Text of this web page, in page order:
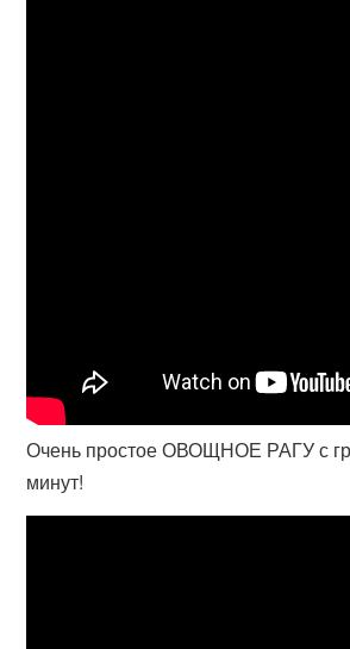
Очень простое ОВОЩНОЕ РАГУ с
минут!